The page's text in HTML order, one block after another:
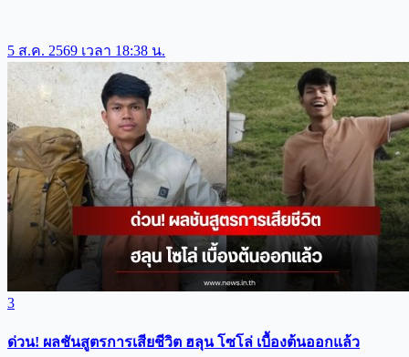
5 ส.ค. 2569 เวลา 18:38 น.
3
ด่วน! ผลชันสูตรการเสียชีวิต ฮลุน โซโล่ เบื้องต้นออกแล้ว